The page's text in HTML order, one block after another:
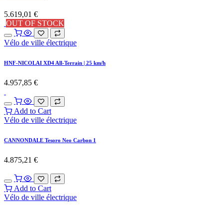
5.619,01 €
OUT OF STOCK
Vélo de ville électrique
HNF-NICOLAI XD4 All-Terrain | 25 km/h
4.957,85 €
Add to Cart
Vélo de ville électrique
CANNONDALE Tesoro Neo Carbon 1
4.875,21 €
Add to Cart
Vélo de ville électrique